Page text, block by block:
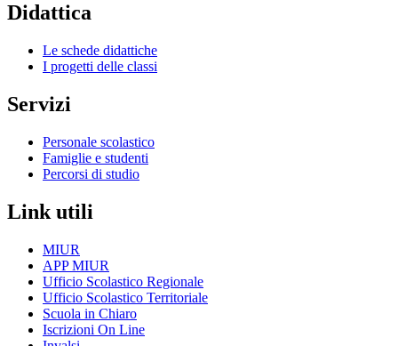
Didattica
Le schede didattiche
I progetti delle classi
Servizi
Personale scolastico
Famiglie e studenti
Percorsi di studio
Link utili
MIUR
APP MIUR
Ufficio Scolastico Regionale
Ufficio Scolastico Territoriale
Scuola in Chiaro
Iscrizioni On Line